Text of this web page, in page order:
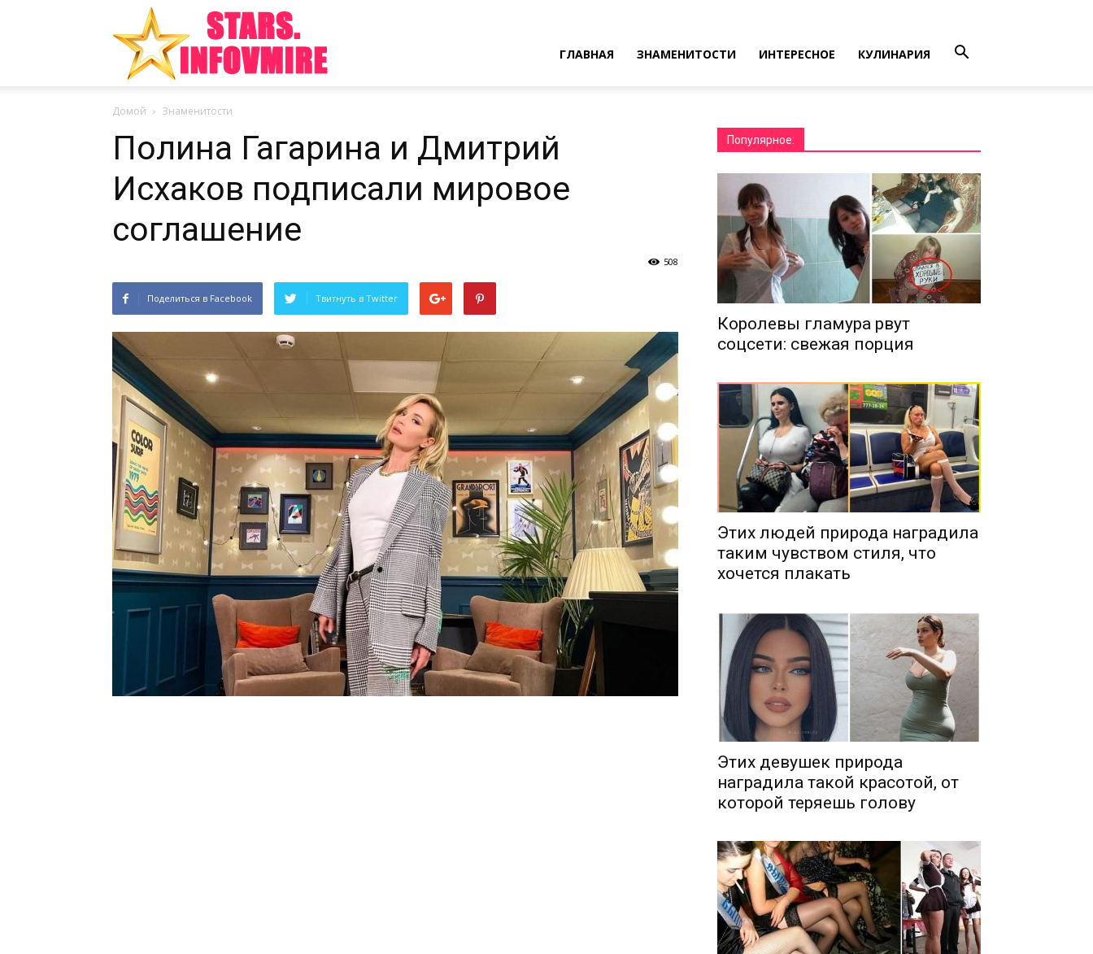
мира
Шоу-
Бизнеса
ГЛАВНАЯ ЗНАМЕНИТОСТИ ИНТЕРЕСНОЕ КУЛИНАРИЯ
Домой Знаменитости
Полина Гагарина и Дмитрий
Исхаков подписали мировое
соглашение
508
Поделиться в Facebook Твитнуть в Twitter
Популярное:
Королевы гламура рвут
соцсети: свежая порция
Этих людей природа наградила
таким чувством стиля, что
хочется плакать
Этих девушек природа
наградила такой красотой, от
которой теряешь голову